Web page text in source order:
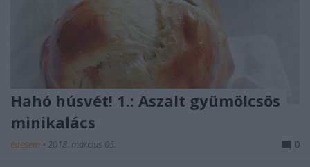
Hahó húsvét! 1.: Aszalt gyümölcsös
minikalács
édesem • 2018. március 05. 0